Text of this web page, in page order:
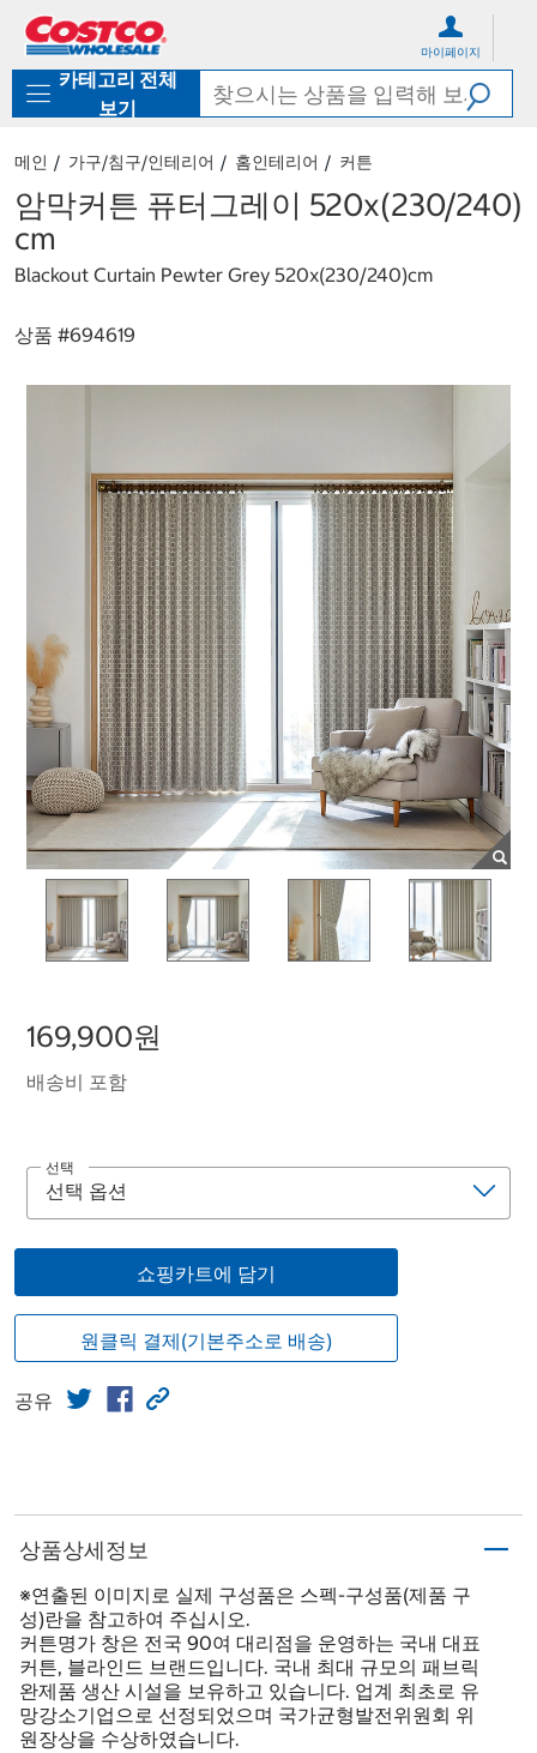
로
기
가
마이페이지
카테고리 전체
보기
메인 가구/침구/인테리어 홈인테리어 커튼
암막커튼 퓨터그레이 520x(230/240)
cm
Blackout Curtain Pewter Grey 520x(230/240)cm
상품 #694619
169,900원
배송비 포함
선택
쇼핑카트에 담기
원클릭 결제(기본주소로 배송)
공유
상품상세정보
※연출된 이미지로 실제 구성품은 스펙-구성품(제품 구
성)란을 참고하여 주십시오.
커튼명가 창은 전국 90여 대리점을 운영하는 국내 대표
커튼, 블라인드 브랜드입니다. 국내 최대 규모의 패브릭
완제품 생산 시설을 보유하고 있습니다. 업계 최초로 유
망강소기업으로 선정되었으며 국가균형발전위원회 위
원장상을 수상하였습니다.